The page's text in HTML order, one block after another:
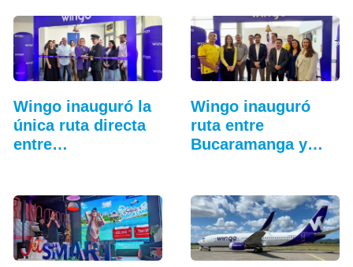
Wingo inauguró la
única ruta directa
entre…
Wingo inauguró
ruta entre
Bucaramanga y